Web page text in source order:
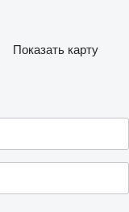
Показать карту